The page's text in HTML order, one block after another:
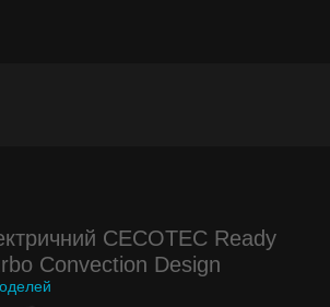
CECOTEC Ready
Convection Design